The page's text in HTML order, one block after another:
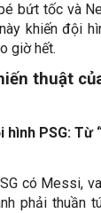
bứt tốc và
khiến đội
giờ hết.
thuật
PSG: Từ
có Messi,
phải thuần